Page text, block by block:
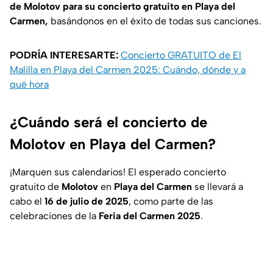
de Molotov para su concierto gratuito en Playa del
Carmen, basándonos en el éxito de todas sus canciones.
PODRÍA INTERESARTE: Concierto GRATUITO de El
Malilla en Playa del Carmen 2025: Cuándo, dónde y a
qué hora
¿Cuándo será el concierto de
Molotov en Playa del Carmen?
¡Marquen sus calendarios! El esperado concierto
gratuito de Molotov en Playa del Carmen se llevará a
cabo el 16 de julio de 2025, como parte de las
celebraciones de la Feria del Carmen 2025.